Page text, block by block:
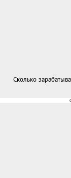
Сколько